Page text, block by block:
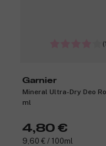
Garnier
Mineral Ultra-Dry Deo
ml
4,80 €
9,60 € / 100ml